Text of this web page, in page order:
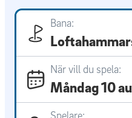
Bana:
När vill du spela:
Måndag 10
Spelare: